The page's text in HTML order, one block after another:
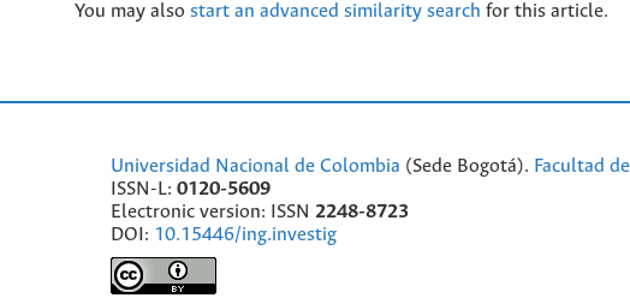
You may also start an advanced similarity search for this article.
Universidad Nacional de Colombia (Sede Bogotá). Facultad
ISSN-L: 0120-5609
Electronic version: ISSN 2248-8723
DOI: 10.15446/ing.investig